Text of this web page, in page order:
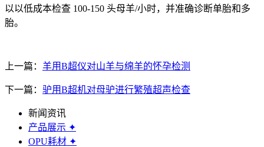
以以低成本检查 100-150 头母羊/小时，并准确诊断单胎和多
胎。
上一篇： 羊用B超仪对山羊与绵羊的怀孕检测
下一篇： 驴用B超机对母驴进行繁殖超声检查
新闻资讯
产品展示 ✦
OPU耗材 ✦